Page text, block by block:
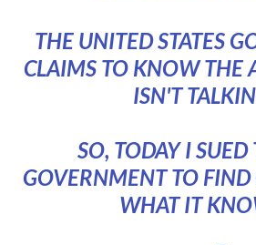
THE UNITED STATES
CLAIMS TO KNOW THE
ISN'T
SO, TODAY I SUED
GOVERNMENT TO FIND
WHAT IT